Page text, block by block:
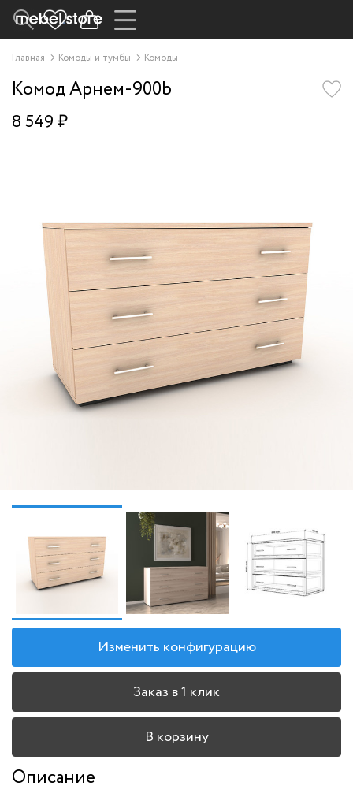
Главная Комоды и тумбы Комоды
Комод Арнем-900b
8 549 ₽
Изменить конфигурацию
Заказ в 1 клик
В корзину
Описание